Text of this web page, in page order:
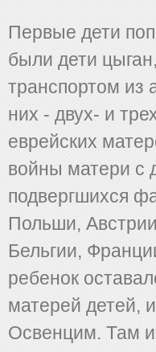
Первые дети
были дети
транспортом из
них - двух- и
еврейских
войны матери с
подвергшихся
Польши,
Бельгии,
ребенок
матерей детей,
Освенцим. Там